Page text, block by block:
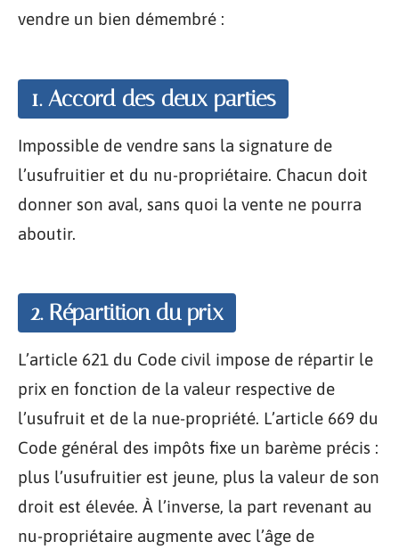
vendre un bien démembré :
1. Accord des deux parties
Impossible de vendre sans la signature de
l’usufruitier et du nu-propriétaire. Chacun doit
donner son aval, sans quoi la vente ne pourra
aboutir.
2. Répartition du prix
L’article 621 du Code civil impose de répartir le
prix en fonction de la valeur respective de
l’usufruit et de la nue-propriété. L’article 669 du
Code général des impôts fixe un barème précis :
plus l’usufruitier est jeune, plus la valeur de son
droit est élevée. À l’inverse, la part revenant au
nu-propriétaire augmente avec l’âge de